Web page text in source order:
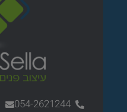
054-2621244